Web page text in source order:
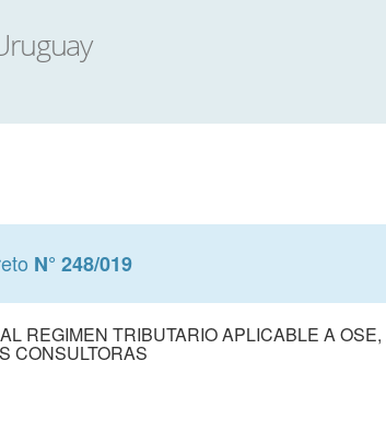
N° 248/019
REGIMEN TRIBUTARIO APLICABLE A
CONSULTORAS